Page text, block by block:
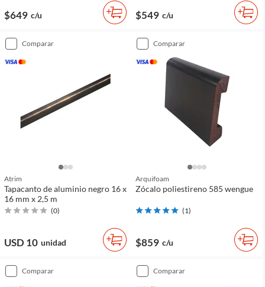
$649 c/u $549 c/u
comparar
Atrim
Tapacanto de aluminio negro 16 x
16 mm x 2,5 m
(0)
USD 10 unidad
comparar
Arquifoam
Zócalo poliestireno 585 wengue
(1)
$859 c/u
comparar comparar